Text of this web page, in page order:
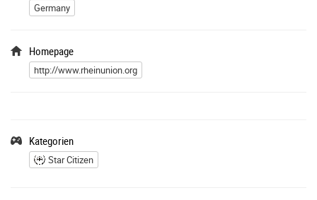
Germany
Homepage
http://www.rheinunion.org
Kategorien
Star Citizen